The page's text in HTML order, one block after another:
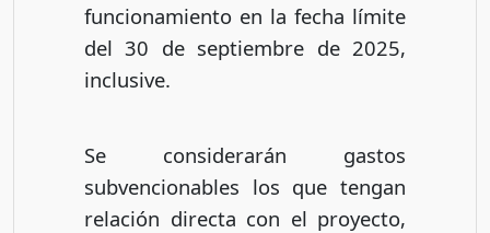
funcionamiento en la fecha límite
del 30 de septiembre de 2025,
inclusive.
Se considerarán gastos
subvencionables los que tengan
relación directa con el proyecto,